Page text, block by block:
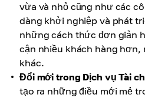
vừa và nhỏ cũng như các
dàng khởi nghiệp và phát
những cách thức đơn giản
cận nhiều khách hàng hơn,
khác.
Đổi mới trong Dịch vụ Tài
tạo ra những điều mới mẻ